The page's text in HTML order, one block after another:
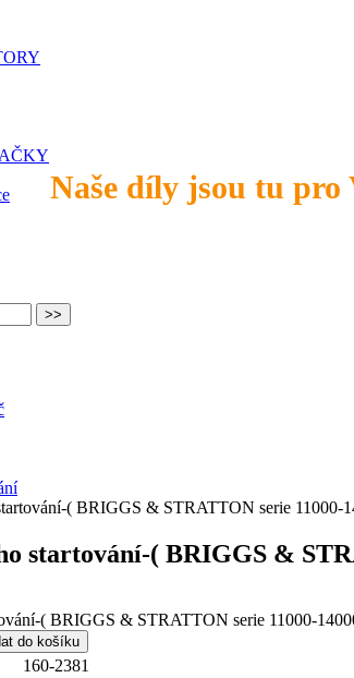
Naše díly jsou tu pro
( BRIGGS & STRATTON serie 11000-
startování-( BRIGGS &
160-2381